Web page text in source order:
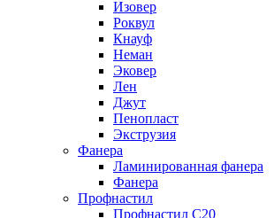
Изовер
Роквул
Кнауф
Неман
Эковер
Лен
Джут
Пенопласт
Экструзия
Фанера
Ламинированная фанера
Фанера
Профнастил
Профнастил С20